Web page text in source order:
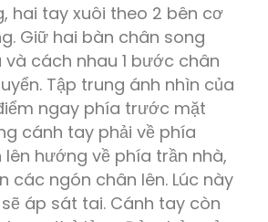
hai tay xuôi theo 2 bên cơ
Giữ hai bàn chân song
cách nhau 1 bước chân
Tập trung ánh nhìn của
ngay phía trước mặt
cánh tay phải về phía
hướng về phía trần nhà,
các ngón chân lên. Lúc này
áp sát tai. Cánh tay còn